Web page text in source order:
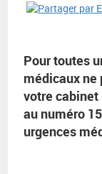
Pour toutes
médicaux ne
votre cabinet
au numéro
urgences